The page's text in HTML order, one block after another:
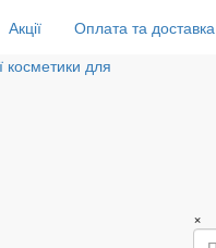
Акції Оплата та доставка
×